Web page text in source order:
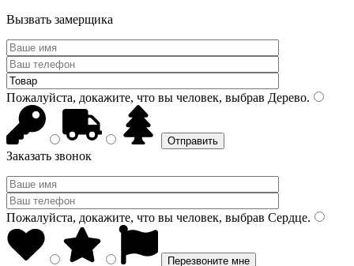
Вызвать замерщика
Пожалуйста, докажите, что вы человек, выбрав Дерево.
Заказать звонок
Пожалуйста, докажите, что вы человек, выбрав Сердце.